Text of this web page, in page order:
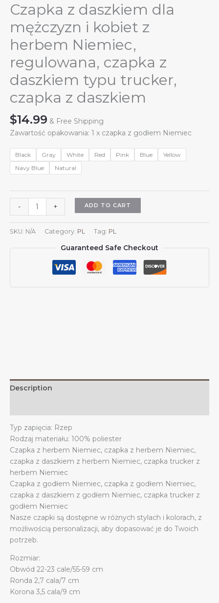
Czapka z daszkiem dla
mężczyzn i kobiet z
herbem Niemiec,
regulowana, czapka z
daszkiem typu trucker,
czapka z daszkiem
$14.99 & Free Shipping
Zawartość opakowania: 1 x czapka z godłem Niemiec
Black Gray White Red Pink Blue
Yellow
Navy Blue
Natural
-
z
daszkiem
dla
mężczyzn
czapka
quantity
+ ADD TO CART
SKU: N/A Category: PL Tag: PL
Guaranteed Safe Checkout
Description
Typ zapięcia: Rzep
Rodzaj materiału: 100% poliester
Czapka z herbem Niemiec, czapka z herbem Niemiec,
czapka z daszkiem z herbem Niemiec, czapka trucker z
herbem Niemiec
Czapka z godłem Niemiec, czapka z godłem Niemiec,
czapka z daszkiem z godłem Niemiec, czapka trucker z
godłem Niemiec
Nasze czapki są dostępne w różnych stylach i kolorach, z
możliwością personalizacji, aby dopasować je do Twoich
potrzeb.
Rozmiar:
Obwód 22-23 cale/55-59 cm
Ronda 2,7 cala/7 cm
Korona 3,5 cala/9 cm